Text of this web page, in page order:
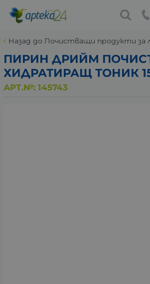
Назад до Почистващи продукти за
ПИРИН ДРИЙМ
ХИДРАТИРАЩ ТОНИК
АРТ.№: 145743